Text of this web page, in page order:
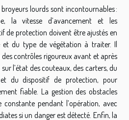
broyeurs lourds sont incontournables :
la vitesse d’avancement et les
de protection doivent être ajustés en
du type de végétation à traiter. Il
contrôles rigoureux avant et après
l’état des couteaux, des carters, du
du dispositif de protection, pour
fiable. La gestion des obstacles
constante pendant l’opération, avec
si un danger est détecté. Enfin, la